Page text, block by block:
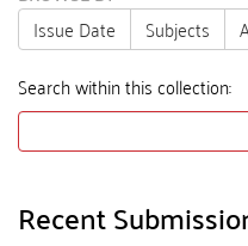
Issue Date
Subjects
Search within this collection:
Recent